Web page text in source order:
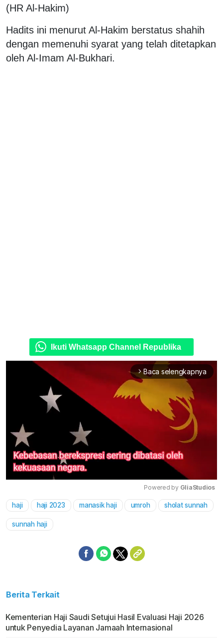
(HR Al-Hakim)
Hadits ini menurut Al-Hakim berstatus shahih
dengan memenuhi syarat yang telah ditetapkan
oleh Al-Imam Al-Bukhari.
Ikuti Whatsapp Channel Republika
arrow_forward_ios Baca selengkapnya
Mute
Powered by GliaStudios
haji haji 2023 manasik haji umroh sholat sunnah
sunnah haji
Berita Terkait
Kementerian Haji Saudi Setujui Hasil Evaluasi Haji 2026
untuk Penyedia Layanan Jamaah Internasional